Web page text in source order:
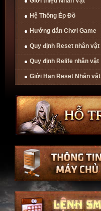
Hệ Thống Ép Đồ
Hướng dẫn Chơi Game
Quy định Reset nhân vật
Quy định Relife nhân vật
Giới Hạn Reset Nhân vật